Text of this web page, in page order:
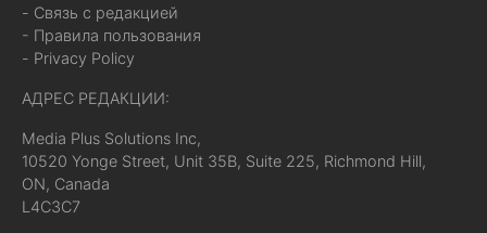
- Связь с редакцией
- Правила пользования
- Privacy Policy
АДРЕС РЕДАКЦИИ:
Media Plus Solutions Inc,
10520 Yonge Street, Unit 35B, Suite 225, Richmond Hill,
ON, Canada
L4C3C7